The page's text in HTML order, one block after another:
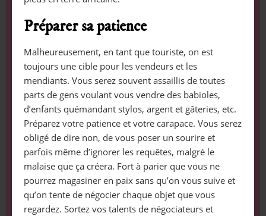
Préparer sa patience
Malheureusement, en tant que touriste, on est
toujours une cible pour les vendeurs et les
mendiants. Vous serez souvent assaillis de toutes
parts de gens voulant vous vendre des babioles,
d’enfants quémandant stylos, argent et gâteries, etc.
Préparez votre patience et votre carapace. Vous serez
obligé de dire non, de vous poser un sourire et
parfois même d’ignorer les requêtes, malgré le
malaise que ça créera. Fort à parier que vous ne
pourrez magasiner en paix sans qu’on vous suive et
qu’on tente de négocier chaque objet que vous
regardez. Sortez vos talents de négociateurs et